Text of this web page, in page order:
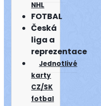
NHL
FOTBAL
Česká
liga a
reprezentace
Jednotlivé
karty
CZ/SK
fotbal